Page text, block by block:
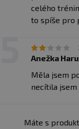
Dávka: 7-14 g
Počet dávek v
Min. trvanlivost:
Upozornění:
sportovce. Není
Skladujte v suchu
celého
to spíše pro
Anežka
Měla jsem
necítila jsem
Máte s